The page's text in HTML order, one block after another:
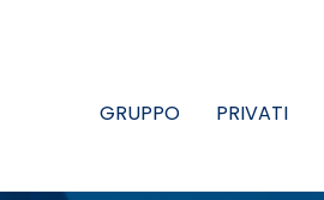
GRUPPO PRIVATI